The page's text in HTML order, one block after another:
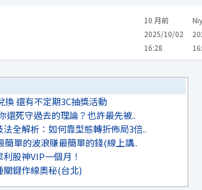
10 月前
2025/10/02
16:28
換 還有不定期3C抽獎活動
還死守過去的理論？也許最先被..
全解析：如何靠型態轉折佈局3倍..
簡單的波浪賺最簡單的錢(線上講..
股神VIP一個月！
鍵作線奧秘(台北)